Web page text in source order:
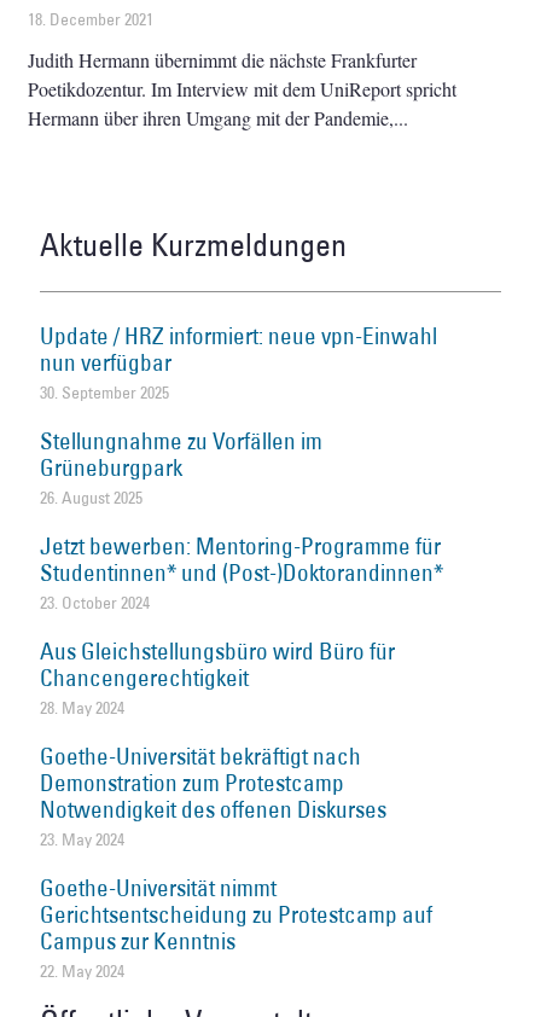
18. December 2021
Judith Hermann übernimmt die nächste Frankfurter
Poetikdozentur. Im Interview mit dem UniReport spricht
Hermann über ihren Umgang mit der Pandemie,
Aktuelle Kurzmeldungen
Update / HRZ informiert: neue vpn-Einwahl
nun verfügbar
30. September 2025
Stellungnahme zu Vorfällen im
Grüneburgpark
26. August 2025
Jetzt bewerben: Mentoring-Programme für
Studentinnen* und (Post-)Doktorandinnen*
23. October 2024
Aus Gleichstellungsbüro wird Büro für
Chancengerechtigkeit
28. May 2024
Goethe-Universität bekräftigt nach
Demonstration zum Protestcamp
Notwendigkeit des offenen Diskurses
23. May 2024
Goethe-Universität nimmt
Gerichtsentscheidung zu Protestcamp auf
Campus zur Kenntnis
22. May 2024